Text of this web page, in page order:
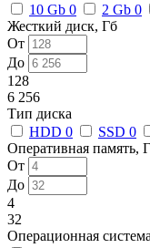
10 Gb 0 2 Gb 0
Жесткий диск, Гб
От
До
128
6 256
Тип диска
HDD 0 SSD 0
Оперативная память,
От
До
4
32
Операционная система